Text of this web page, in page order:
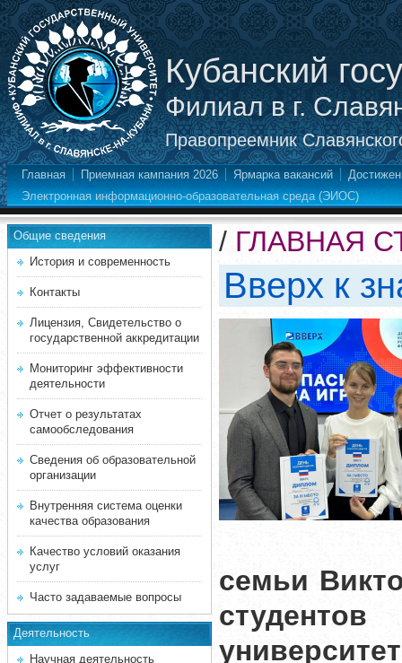
Кубанский
Филиал в г.
Правопреемник
Главная Приемная кампания 2026 Ярмарка вакансий
Электронная информационно-образовательная среда (ЭИОС)
Общие сведения
История и современность
Контакты
Лицензия, Свидетельство о
государственной аккредитации
Мониторинг эффективности
деятельности
Отчет о результатах
самообследования
Сведения об образовательной
организации
Внутренняя система оценки
качества образования
Качество условий оказания
услуг
Часто задаваемые вопросы
Деятельность
Научная деятельность
/ ГЛАВНАЯ
Вверх к
семьи
студентов